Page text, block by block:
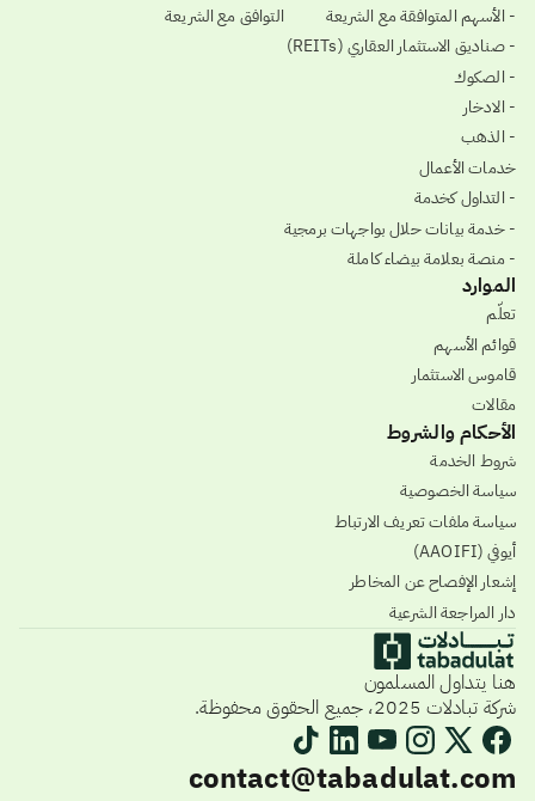
- الأسهم المتوافقة مع الشريعة
- صناديق الاستثمار العقاري (REITs)
- الصكوك
- الادخار
- الذهب
خدمات الأعمال
- التداول كخدمة
- خدمة بيانات حلال بواجهات برمجية
- منصة بعلامة بيضاء كاملة
التوافق مع الشريعة
الموارد
تعلّم
قوائم الأسهم
قاموس الاستثمار
مقالات
الأحكام والشروط
شروط الخدمة
سياسة الخصوصية
سياسة ملفات تعريف الارتباط
أيوفي (AAOIFI)
إشعار الإفصاح عن المخاطر
دار المراجعة الشرعية
هنا يتداول المسلمون
شركة تبادلات 2025، جميع الحقوق محفوظة.
contact@tabadulat.com